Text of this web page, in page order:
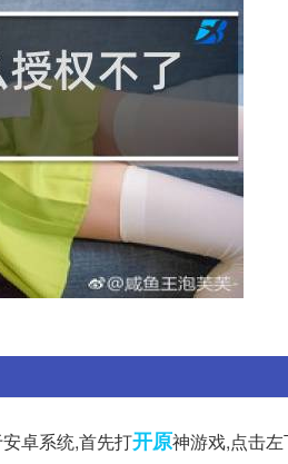
卓系统,首先打开原神游戏,点击